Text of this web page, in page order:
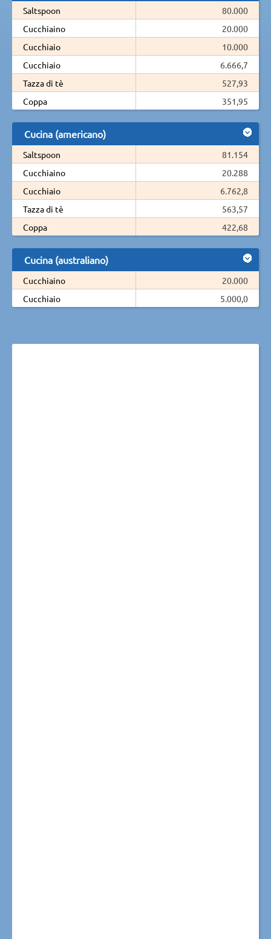
Saltspoon
80.000
Cucchiaino
20.000
Cucchiaio
10.000
Cucchiaio
6.666,7
Tazza di tè
527,93
Coppa
351,95
Cucina (americano)
Saltspoon
81.154
Cucchiaino
20.288
Cucchiaio
6.762,8
Tazza di tè
563,57
Coppa
422,68
Cucina (australiano)
Cucchiaino
20.000
Cucchiaio
5.000,0